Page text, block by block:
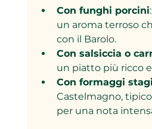
Con funghi porcini
un aroma terroso
con il Barolo.
Con salsiccia o
un piatto più ricco
Con formaggi
Castelmagno,
per una nota